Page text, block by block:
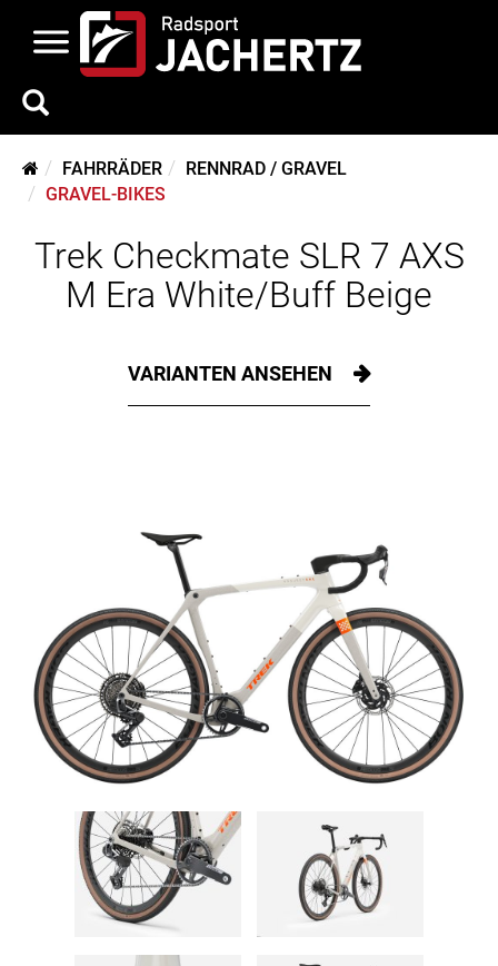
FAHRRÄDER
RENNRAD / GRAVEL
GRAVEL-BIKES
Trek Checkmate SLR 7 AXS
M Era White/Buff Beige
VARIANTEN ANSEHEN